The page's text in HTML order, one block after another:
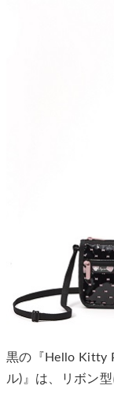
黒の『Hello Kitty
ル)』は、リボン